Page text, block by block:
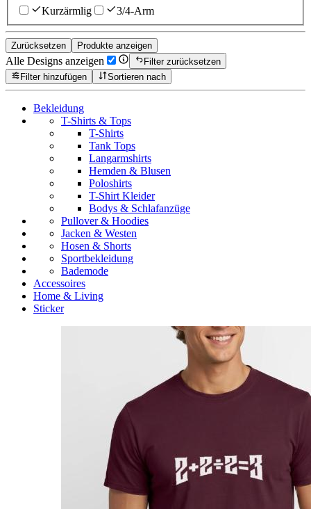
Kurzärmlig
3/4-Arm
Zurücksetzen Produkte anzeigen
Alle Designs anzeigen
Filter zurücksetzen
Filter hinzufügen
Sortieren nach
Bekleidung
T-Shirts & Tops
T-Shirts
Tank Tops
Langarmshirts
Hemden & Blusen
Poloshirts
T-Shirt Kleider
Bodys & Schlafanzüge
Pullover & Hoodies
Jacken & Westen
Hosen & Shorts
Sportbekleidung
Bademode
Accessoires
Home & Living
Sticker